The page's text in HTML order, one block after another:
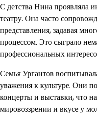
С детства Нина проявляла
театру. Она часто
представления, задавая
процессом. Это сыграло
профессиональных
Семья Ургантов
уважения к культуре. Они
концерты и выставки, что
мировоззрении и вкусе у